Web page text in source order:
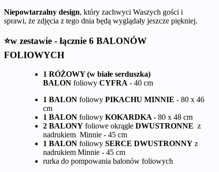
Niepowtarzalny design, który zachwyci Waszych gości i
sprawi, że zdjęcia z tego dnia będą wyglądały jeszcze piękniej.
⭐w zestawie - łącznie 6 BALONÓW
FOLIOWYCH
1 RÓŻOWY (w białe serduszka)
BALON foliowy CYFRA - 40 cm
1 BALON foliowy PIKACHU MINNIE - 80 x 46
cm
1 BALON foliowy KOKARDKA - 80 x 48 cm
2 BALONY foliowe okrągłe DWUSTRONNE z
nadrukiem Minnie - 45 cm
1 BALON foliowy SERCE DWUSTRONNY z
nadrukiem Minnie - 45 cm
rurka do pompowania balonów foliowych